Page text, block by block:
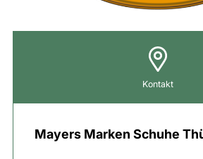
Kontakt
Mayers Marken Schuhe